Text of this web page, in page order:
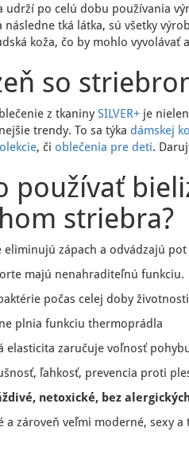
udrží po celú dobu používania
následne tká látka, sú všetky
koža, čo by mohlo vyvolávať
so
z tkaniny SILVER+ je
trendy. To sa týka dámskej
, či oblečenia pre deti.
používať
striebra?
zápach a odvádzajú pot
majú nenahraditeľnú funkciu.
počas celej doby
funkciu thermoprádla
zaručuje voľnosť
ľahkosť, prevencia proti
netoxické, bez
veľmi moderné, sexy a